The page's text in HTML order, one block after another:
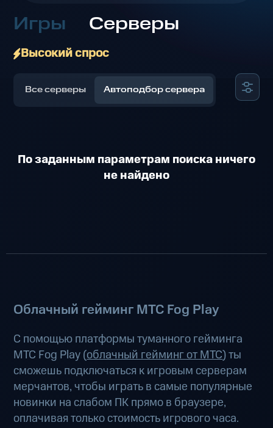
Игры Серверы
Высокий спрос
Все серверы Автоподбор сервера
По заданным параметрам поиска ничего
не найдено
Облачный гейминг МТС Fog Play
С помощью платформы туманного гейминга
МТС Fog Play (облачный гейминг от МТС) ты
сможешь подключаться к игровым серверам
мерчантов, чтобы играть в самые популярные
новинки на слабом ПК прямо в браузере,
оплачивая только стоимость игрового часа.